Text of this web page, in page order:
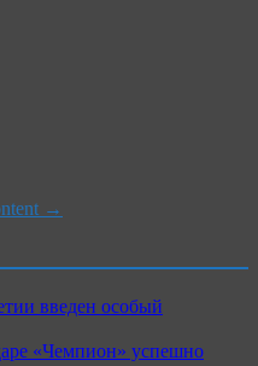
→
введен особый
«Чемпион» успешно